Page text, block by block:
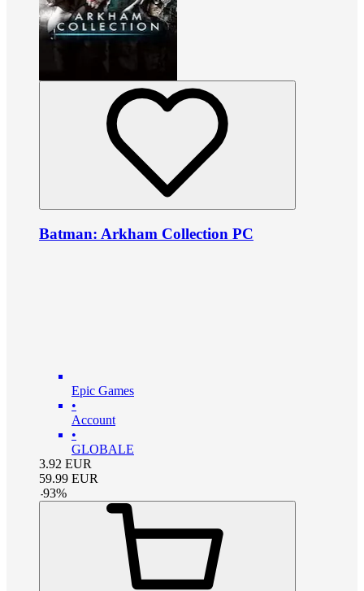
Batman: Arkham Collection PC
Epic Games
•
Account
•
GLOBALE
3.92 EUR
59.99 EUR
-93%